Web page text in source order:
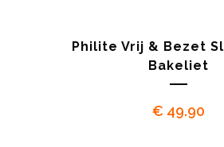
Philite Vrij & Bezet
Bakeliet
€ 49.90